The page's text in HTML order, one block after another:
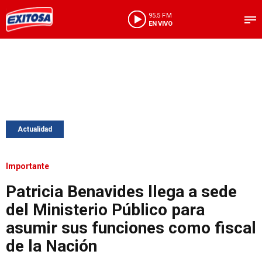
95.5 FM
EN VIVO
Actualidad
Importante
Patricia Benavides llega a sede
del Ministerio Público para
asumir sus funciones como fiscal
de la Nación